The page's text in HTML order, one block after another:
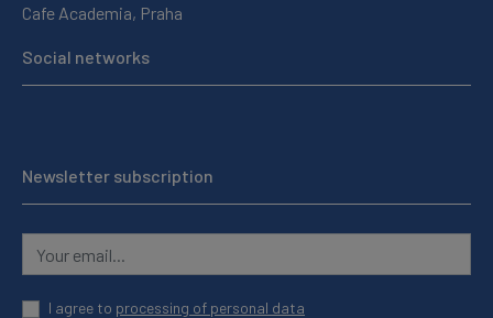
Cafe Academia, Praha
Social networks
Newsletter subscription
I agree to processing of personal data